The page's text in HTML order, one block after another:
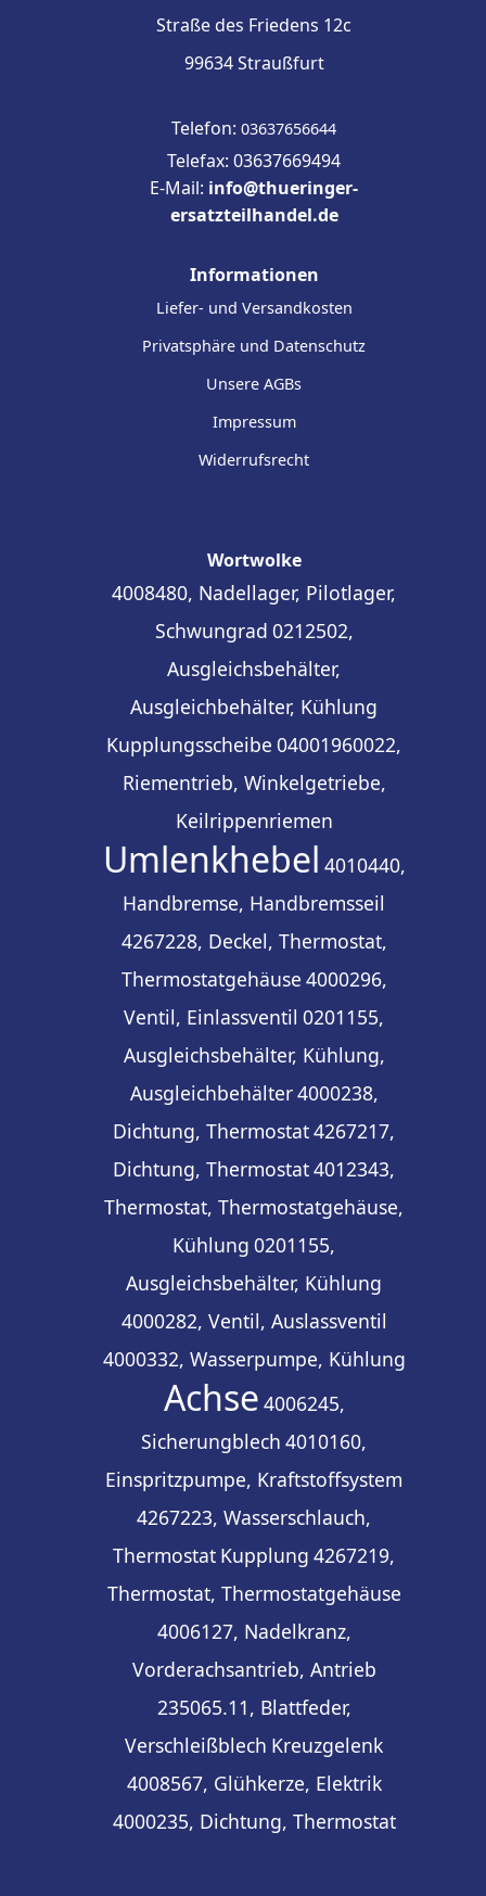
Straße des Friedens 12c
99634 Straußfurt
Telefon: 03637656644
Telefax: 03637669494
E-Mail: info@thueringer-
ersatzteilhandel.de
Informationen
Liefer- und Versandkosten
Privatsphäre und Datenschutz
Unsere AGBs
Impressum
Widerrufsrecht
Wortwolke
4008480, Nadellager, Pilotlager,
Schwungrad 0212502,
Ausgleichsbehälter,
Ausgleichbehälter, Kühlung
Kupplungsscheibe 04001960022,
Riementrieb, Winkelgetriebe,
Keilrippenriemen
Umlenkhebel 4010440,
Handbremse, Handbremsseil
4267228, Deckel, Thermostat,
Thermostatgehäuse 4000296,
Ventil, Einlassventil 0201155,
Ausgleichsbehälter, Kühlung,
Ausgleichbehälter4000238,
Dichtung, Thermostat4267217,
Dichtung, Thermostat4012343,
Thermostat, Thermostatgehäuse,
Kühlung 0201155,
Ausgleichsbehälter, Kühlung
4000282, Ventil, Auslassventil
4000332, Wasserpumpe, Kühlung
Achse 4006245,
Sicherungblech 4010160,
Einspritzpumpe, Kraftstoffsystem
4267223, Wasserschlauch,
Thermostat Kupplung 4267219,
Thermostat, Thermostatgehäuse
4006127, Nadelkranz,
Vorderachsantrieb, Antrieb
235065.11, Blattfeder,
Verschleißblech Kreuzgelenk
4008567, Glühkerze, Elektrik
4000235, Dichtung, Thermostat